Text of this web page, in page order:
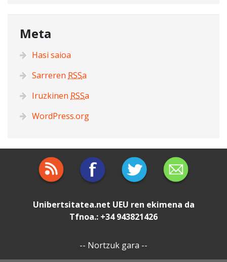
Meta
Hasi saioa
Sarreren RSSa
Iruzkinen RSSa
WordPress.org
Unibertsitatea.net UEU ren ekimena da
Tfnoa.: +34 943821426
-- Nortzuk gara --